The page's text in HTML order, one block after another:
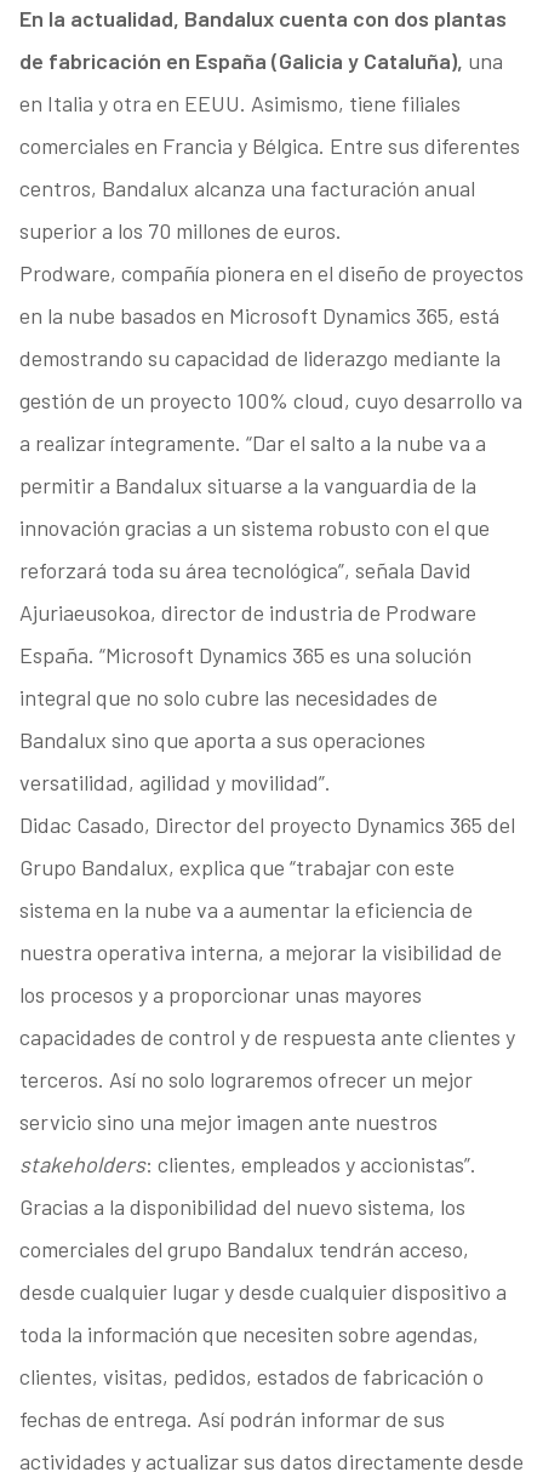
En la actualidad, Bandalux cuenta con dos plantas
de fabricación en España (Galicia y Cataluña), una
en Italia y otra en EEUU. Asimismo, tiene filiales
comerciales en Francia y Bélgica. Entre sus diferentes
centros, Bandalux alcanza una facturación anual
superior a los 70 millones de euros.
Prodware, compañía pionera en el diseño de proyectos
en la nube basados en Microsoft Dynamics 365, está
demostrando su capacidad de liderazgo mediante la
gestión de un proyecto 100% cloud, cuyo desarrollo va
a realizar íntegramente. “Dar el salto a la nube va a
permitir a Bandalux situarse a la vanguardia de la
innovación gracias a un sistema robusto con el que
reforzará toda su área tecnológica”, señala David
Ajuriaeusokoa, director de industria de Prodware
España. “Microsoft Dynamics 365 es una solución
integral que no solo cubre las necesidades de
Bandalux sino que aporta a sus operaciones
versatilidad, agilidad y movilidad”.
Didac Casado, Director del proyecto Dynamics 365 del
Grupo Bandalux, explica que “trabajar con este
sistema en la nube va a aumentar la eficiencia de
nuestra operativa interna, a mejorar la visibilidad de
los procesos y a proporcionar unas mayores
capacidades de control y de respuesta ante clientes y
terceros. Así no solo lograremos ofrecer un mejor
servicio sino una mejor imagen ante nuestros
stakeholders: clientes, empleados y accionistas”.
Gracias a la disponibilidad del nuevo sistema, los
comerciales del grupo Bandalux tendrán acceso,
desde cualquier lugar y desde cualquier dispositivo a
toda la información que necesiten sobre agendas,
clientes, visitas, pedidos, estados de fabricación o
fechas de entrega. Así podrán informar de sus
actividades y actualizar sus datos directamente desde